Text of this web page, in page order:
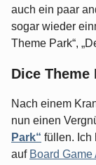
auch ein paar
sogar wieder
Theme Park“,
Dice Theme
Nach einem
nun einen
Park“ füllen. Ich
auf Board Game